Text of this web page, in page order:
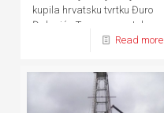
kupila hrvatsku tvrtku Đuro
Đaković - Termoenergetska
postrojenja (ĐĐ-TEP)Read more